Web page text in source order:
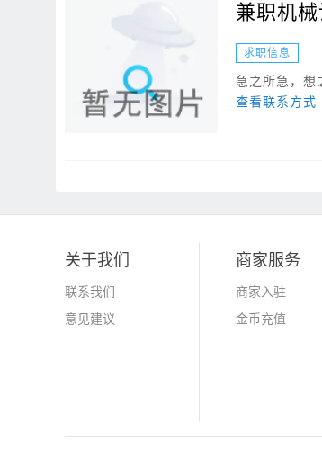
兼职机
求职信息
急之所急，想
查看联系方式
关于我们
联系我们
意见建议
商家服务
商家入驻
金币充值